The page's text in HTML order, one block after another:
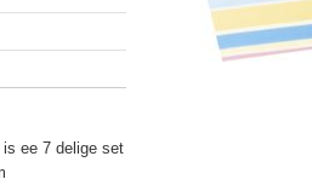
ee 7 delige set